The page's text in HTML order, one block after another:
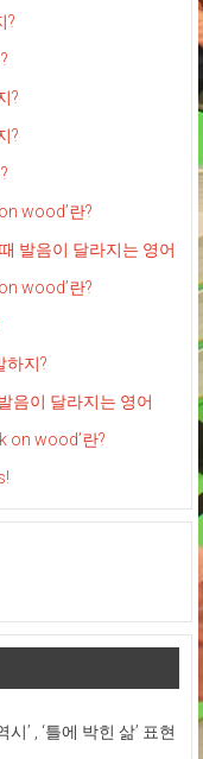
?
?
?
wood’란?
발음이 달라지는 영어
wood’란?
하지?
음이 달라지는 영어
on wood’란?
’ , ‘틀에 박힌 삶’ 표현